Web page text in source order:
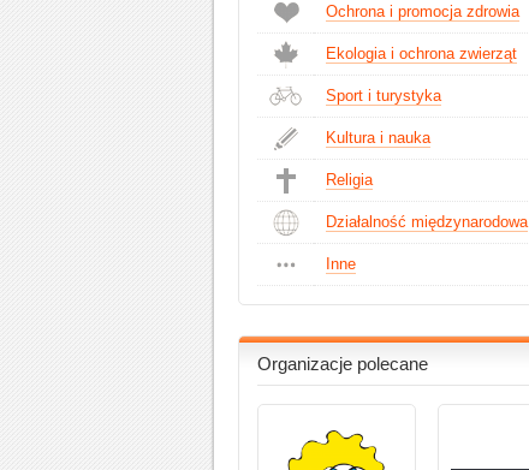
Ochrona i promocja zdrowia
Ekologia i ochrona zwierząt
Sport i turystyka
Kultura i nauka
Religia
Działalność międzynarodowa
Inne
Organizacje polecane